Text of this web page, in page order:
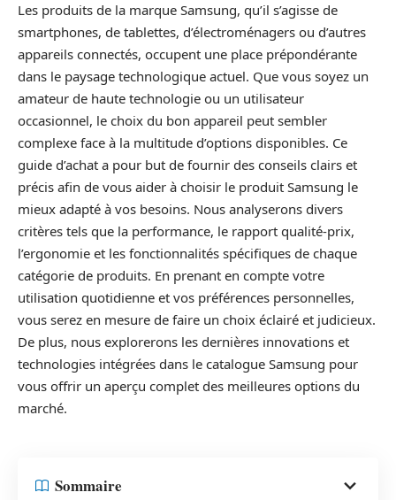
Les produits de la marque Samsung, qu’il s’agisse de
smartphones, de tablettes, d’électroménagers ou d’autres
appareils connectés, occupent une place prépondérante
dans le paysage technologique actuel. Que vous soyez un
amateur de haute technologie ou un utilisateur
occasionnel, le choix du bon appareil peut sembler
complexe face à la multitude d’options disponibles. Ce
guide d’achat a pour but de fournir des conseils clairs et
précis afin de vous aider à choisir le produit Samsung le
mieux adapté à vos besoins. Nous analyserons divers
critères tels que la performance, le rapport qualité-prix,
l’ergonomie et les fonctionnalités spécifiques de chaque
catégorie de produits. En prenant en compte votre
utilisation quotidienne et vos préférences personnelles,
vous serez en mesure de faire un choix éclairé et judicieux.
De plus, nous explorerons les dernières innovations et
technologies intégrées dans le catalogue Samsung pour
vous offrir un aperçu complet des meilleures options du
marché.
Sommaire